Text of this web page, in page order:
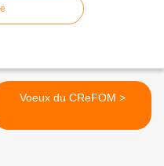
Voeux du CReFOM >